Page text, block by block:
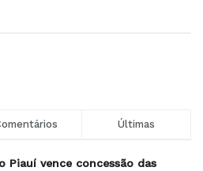
Últimas
Piauí vence concessão das